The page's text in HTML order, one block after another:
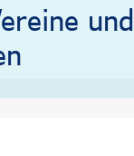
und